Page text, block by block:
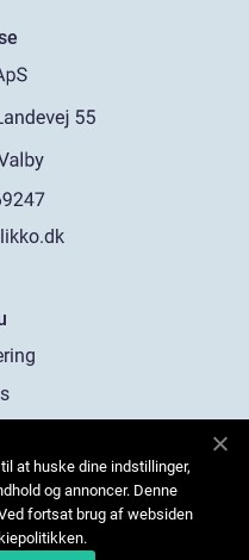
osat huske dine indstillinger,
og annoncer. Denne
fortsat brug af websiden